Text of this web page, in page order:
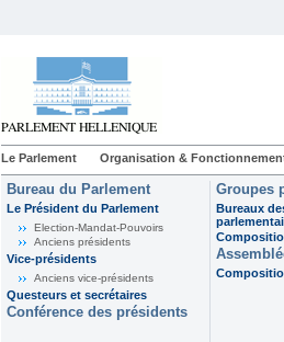
Le Parlement Organisation &
Bureau du Parlement
Le Président du Parlement
Election-Mandat-Pouvoirs
Anciens présidents
Vice-présidents
Anciens vice-présidents
Questeurs et secrétaires
Conférence des présidents
Groupes
Bureaux